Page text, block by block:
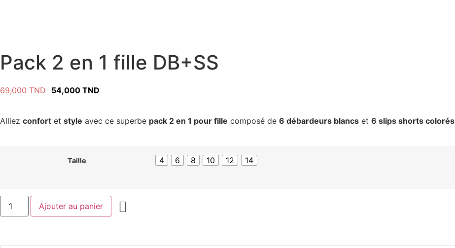
Pack 2 en 1 fille DB+SS
69,000TND 54,000 TND
Alliez confort et style avec ce superbe pack 2 en 1 pour fille composé de 6 débardeurs blancs et 6 slips shorts colorés
Taille 4 6 8 10 12 14
Ajouter au panier